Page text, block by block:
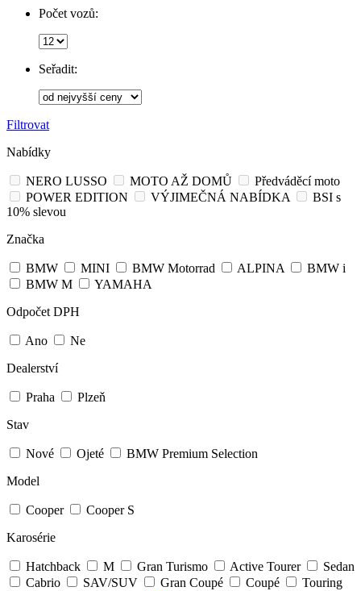
Počet vozů:
Seřadit:
Filtrovat
Nabídky
NERO LUSSO MOTO AŽ DOMŮ
Předváděcí moto
POWER EDITION
VÝJIMEČNÁ NABÍDKA
BSI s
10% slevou
Značka
BMW MINI BMW Motorrad ALPINA
BMW i
BMW M
YAMAHA
Odpočet DPH
Ano
Ne
Dealerství
Praha
Plzeň
Stav
Nové Ojeté
BMW Premium Selection
Model
Cooper
Cooper S
Karosérie
Hatchback M Gran Turismo Active Tourer
Sedan
Cabrio
SAV/SUV Gran Coupé Coupé
Touring